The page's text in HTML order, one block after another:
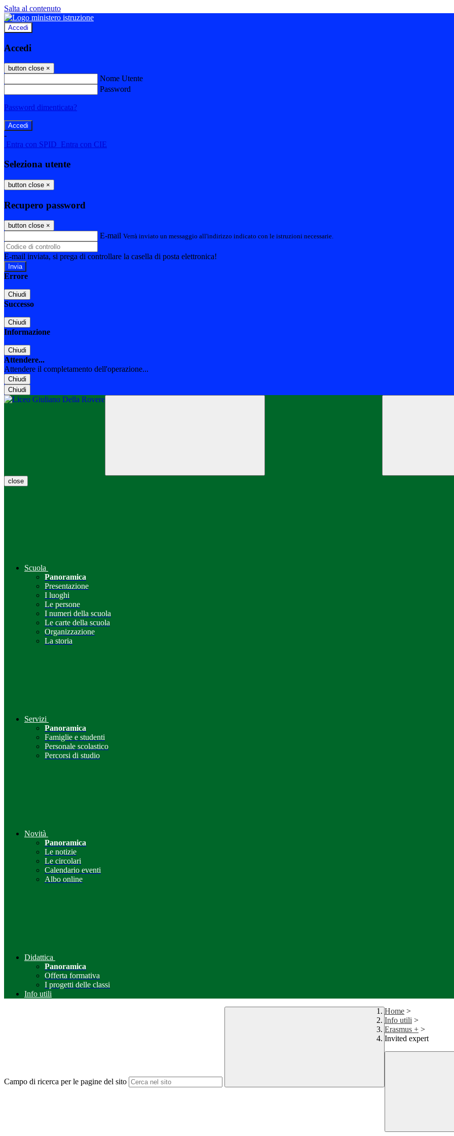
Salta al contenuto
Accedi
Accedi
button close ×
Nome Utente
Password
Password dimenticata?
-
Entra con SPID Entra con CIE
Seleziona utente
button close ×
Recupero password
button close ×
E-mail Verrà inviato un messaggio all'indirizzo indicato con le istruzioni necessarie.
E-mail inviata, si prega di controllare la casella di posta elettronica!
Errore
Chiudi
Successo
Chiudi
Informazione
Chiudi
Attendere...
Attendere il completamento dell'operazione...
Chiudi
Chiudi
close
Scuola
Panoramica
Presentazione
I luoghi
Le persone
I numeri della scuola
Le carte della scuola
Organizzazione
La storia
Servizi
Panoramica
Famiglie e studenti
Personale scolastico
Percorsi di studio
Novità
Panoramica
Le notizie
Le circolari
Calendario eventi
Albo online
Didattica
Panoramica
Offerta formativa
I progetti delle classi
Info utili
Campo di ricerca per le pagine del sito
Home >
Info utili >
Erasmus + >
Invited expert